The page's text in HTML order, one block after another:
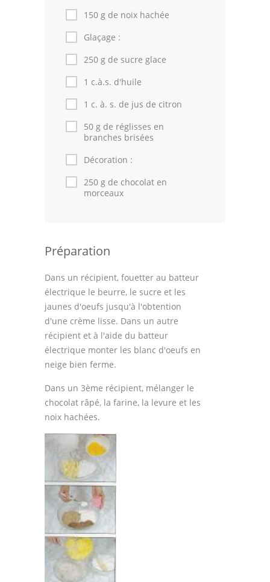
Actualités
Astuces de cuisine
Fêtes Religieuses
Chefs
Thèmes
150 g de noix hachée
Glaçage :
250 g de sucre glace
1 c.à.s. d'huile
1 c. à. s. de jus de citron
50 g de réglisses en
branches brisées
Décoration :
250 g de chocolat en
morceaux
Préparation
Dans un récipient, fouetter au batteur
électrique le beurre, le sucre et les
jaunes d'oeufs jusqu'à l'obtention
d'une crème lisse. Dans un autre
récipient et à l'aide du batteur
électrique monter les blanc d'oeufs en
neige bien ferme.
Dans un 3ème récipient, mélanger le
chocolat râpé, la farine, la levure et les
noix hachées.